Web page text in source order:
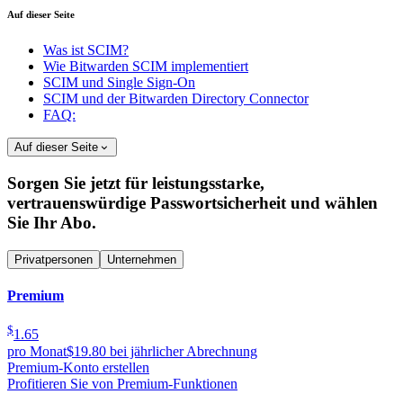
Auf dieser Seite
Was ist SCIM?
Wie Bitwarden SCIM implementiert
SCIM und Single Sign-On
SCIM und der Bitwarden Directory Connector
FAQ:
Auf dieser Seite
Sorgen Sie jetzt für leistungsstarke,
vertrauenswürdige Passwortsicherheit und wählen
Sie Ihr Abo.
Privatpersonen Unternehmen
Premium
$1.65
pro Monat$19.80 bei jährlicher Abrechnung
Premium-Konto erstellen
Profitieren Sie von Premium-Funktionen